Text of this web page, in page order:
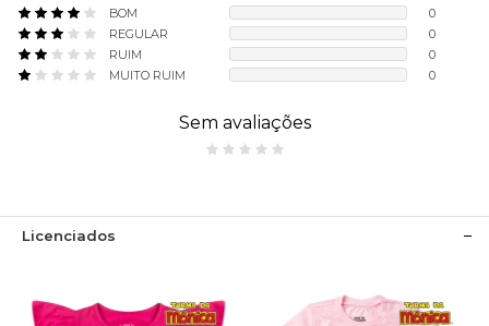
BOM
0
REGULAR
0
RUIM
0
MUITO RUIM
0
Sem avaliações
Licenciados